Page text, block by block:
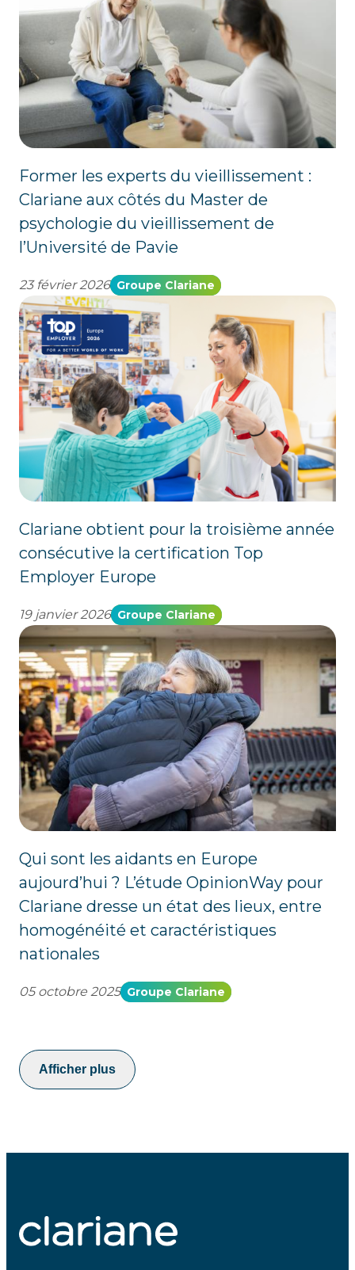
Former les experts du vieillissement :
Clariane aux côtés du Master de
psychologie du vieillissement de
l’Université de Pavie
23 février 2026 Groupe Clariane
Clariane obtient pour la troisième année
consécutive la certification Top
Employer Europe
19 janvier 2026 Groupe Clariane
Qui sont les aidants en Europe
aujourd’hui ? L’étude OpinionWay pour
Clariane dresse un état des lieux, entre
homogénéité et caractéristiques
nationales
05 octobre 2025 Groupe Clariane
Afficher plus